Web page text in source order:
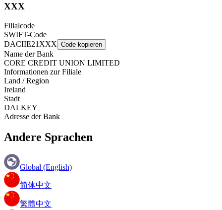
XXX
Filialcode
SWIFT-Code
DACIIE21XXX Code kopieren
Name der Bank
CORE CREDIT UNION LIMITED
Informationen zur Filiale
Land / Region
Ireland
Stadt
DALKEY
Adresse der Bank
Andere Sprachen
Global (English)
简体中文
繁體中文